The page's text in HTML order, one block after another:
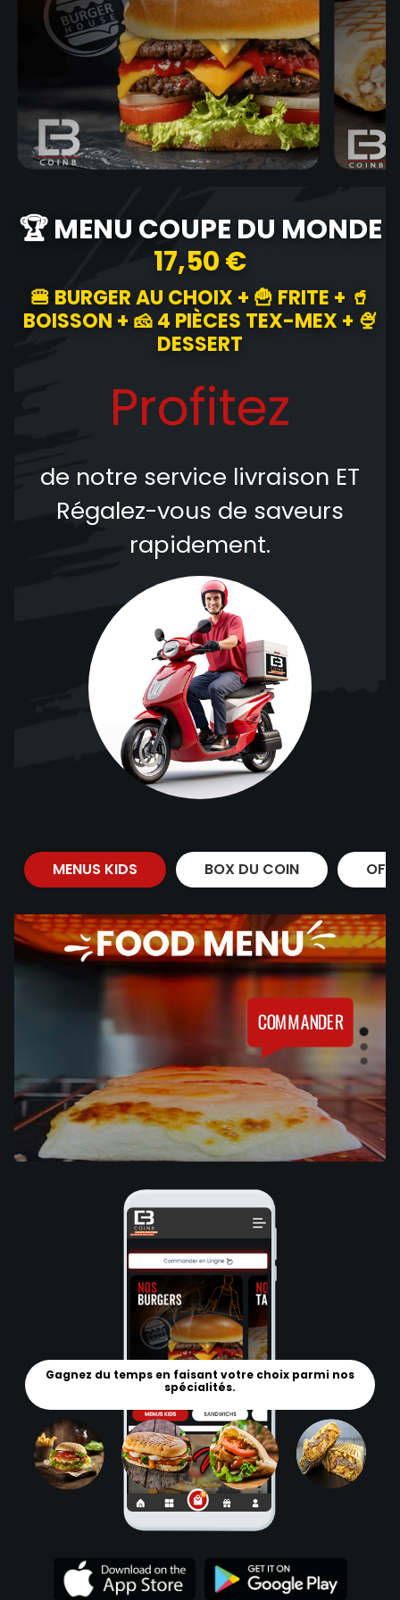
🏆 MENU COUPE DU MONDE
17,50 €
🍔 BURGER AU CHOIX + 🍟 FRITE + 🥤
BOISSON + 🧀 4 PIÈCES TEX-MEX + 🍨
DESSERT
Profitez
de notre service livraison ET
Régalez-vous de saveurs
rapidement.
MENUS KIDS BOX DU COIN
Gagnez du temps en faisant votre choix parmi nos
spécialités.